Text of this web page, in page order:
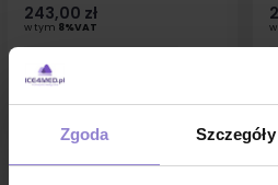
Zgoda Szczegóły
243,00 zł
w tym 8%VAT
1 sztuka:
DO KOSZYKA